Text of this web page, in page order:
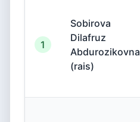
1
Sobirova
Dilafruz
Abdurozikovna
(rais)